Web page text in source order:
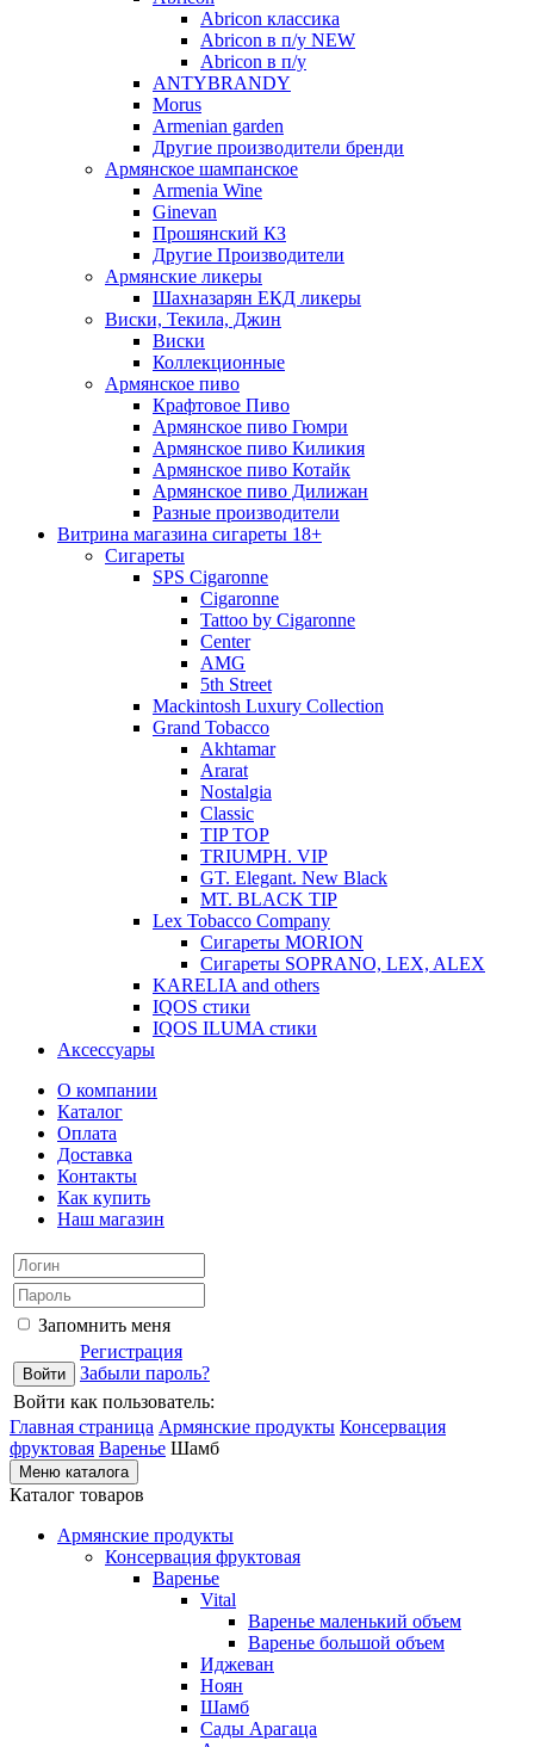
Abricon классика
Abricon в п/у NEW
Abricon в п/у
ANTYBRANDY
Morus
Armenian garden
Другие производители бренди
Армянское шампанское
Armenia Wine
Ginevan
Прошянский КЗ
Другие Производители
Армянские ликеры
Шахназарян ЕКД ликеры
Виски, Текила, Джин
Виски
Коллекционные
Армянское пиво
Крафтовое Пиво
Армянское пиво Гюмри
Армянское пиво Киликия
Армянское пиво Котайк
Армянское пиво Дилижан
Разные производители
Витрина магазина сигареты 18+
Cигареты
SPS Cigaronne
Сigaronne
Tattoo by Cigaronne
Center
AMG
5th Street
Mackintosh Luxury Collection
Grand Tobacco
Akhtamar
Ararat
Nostalgia
Classic
TIP TOP
TRIUMPH. VIP
GT. Elegant. New Black
MT. BLACK TIP
Lex Tobacco Company
Сигареты MORION
Сигареты SOPRANO, LEX, ALEX
KARELIA and others
IQOS стики
IQOS ILUMA стики
Аксессуары
О компании
Каталог
Оплата
Доставка
Контакты
Как купить
Наш магазин
Запомнить меня
Регистрация
Забыли пароль?
Войти как пользователь:
Главная страница Армянские продукты Консервация
фруктовая Варенье Шамб
Меню каталога
Каталог товаров
Армянские продукты
Консервация фруктовая
Варенье
Vital
Варенье маленький объем
Варенье большой объем
Иджеван
Ноян
Шамб
Сады Арагаца